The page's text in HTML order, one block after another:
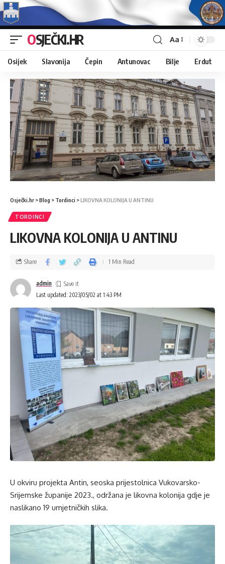
OSJEČKI.HR Aa
Osijek Slavonija Čepin Antunovac Bilje Erdut
Osječki.hr >Blog > Tordinci >LIKOVNA KOLONIJA U ANTINU
TORDINCI
LIKOVNA KOLONIJA U ANTINU
Last updated: 2023/05/02 at 1:43 PM
admin
Share 1 Min Read
U okviru projekta Antin, seoska prijestolnica Vukovarsko-
Srijemske županije 2023., održana je likovna kolonija gdje je
naslikano 19 umjetničkih slika.